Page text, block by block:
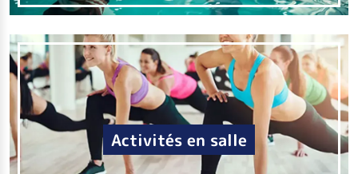
Activités en salle